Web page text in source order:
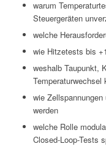
warum
Steuergeräten
welche
wie Hitzetests bis
weshalb Taupunkt,
Temperaturwechsel
wie
werden
welche Rolle
Closed-Loop-Tests